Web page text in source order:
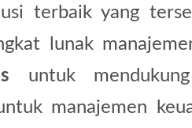
terbaik yang
lunak
untuk
manajemen